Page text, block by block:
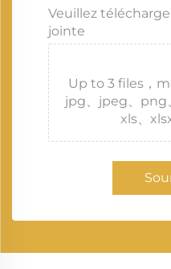
Veuillez
jointe
Up to 3 files，
jpg、jpeg、png
xls、